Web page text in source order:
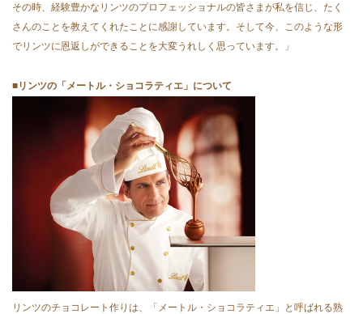
その時、経験豊かなリンツのプロフェッショナルの皆さまが私を信じ、たく
さんのことを教えてくれたことに感謝しています。そして今、このような形
でリンツに恩返しができることを大変うれしく思っています。」
■リンツの「メートル・ショコラティエ」について
リンツのチョコレート作りは、「メートル・ショコラティエ」と呼ばれる熟